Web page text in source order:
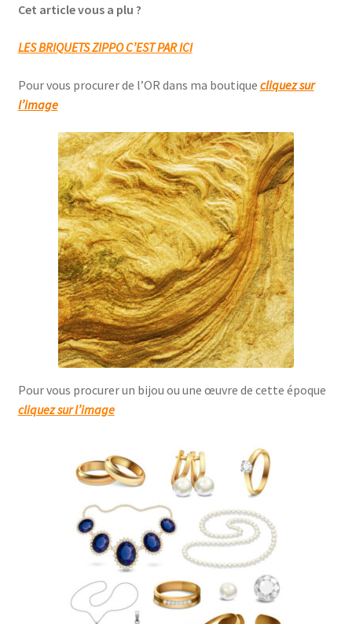
Cet article vous a plu ?
LES BRIQUETS ZIPPO C’EST PAR ICI
Pour vous procurer de l’OR dans ma boutique cliquez sur
l’image
Pour vous procurer un bijou ou une œuvre de cette époque
cliquez sur l’image